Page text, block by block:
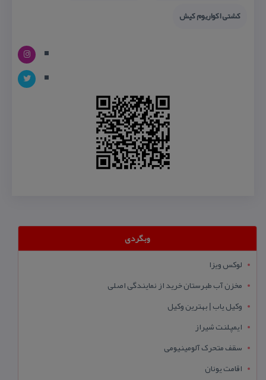
كشتی اكواریوم كیش
وبگردی
لوکس ویزا
مخزن آب طبرستان خرید از نمایندگی اصلی
وکیل یاب | بهترین وکیل
ایمپلنت شیراز
سقف متحرک آلومینیومی
اقامت یونان